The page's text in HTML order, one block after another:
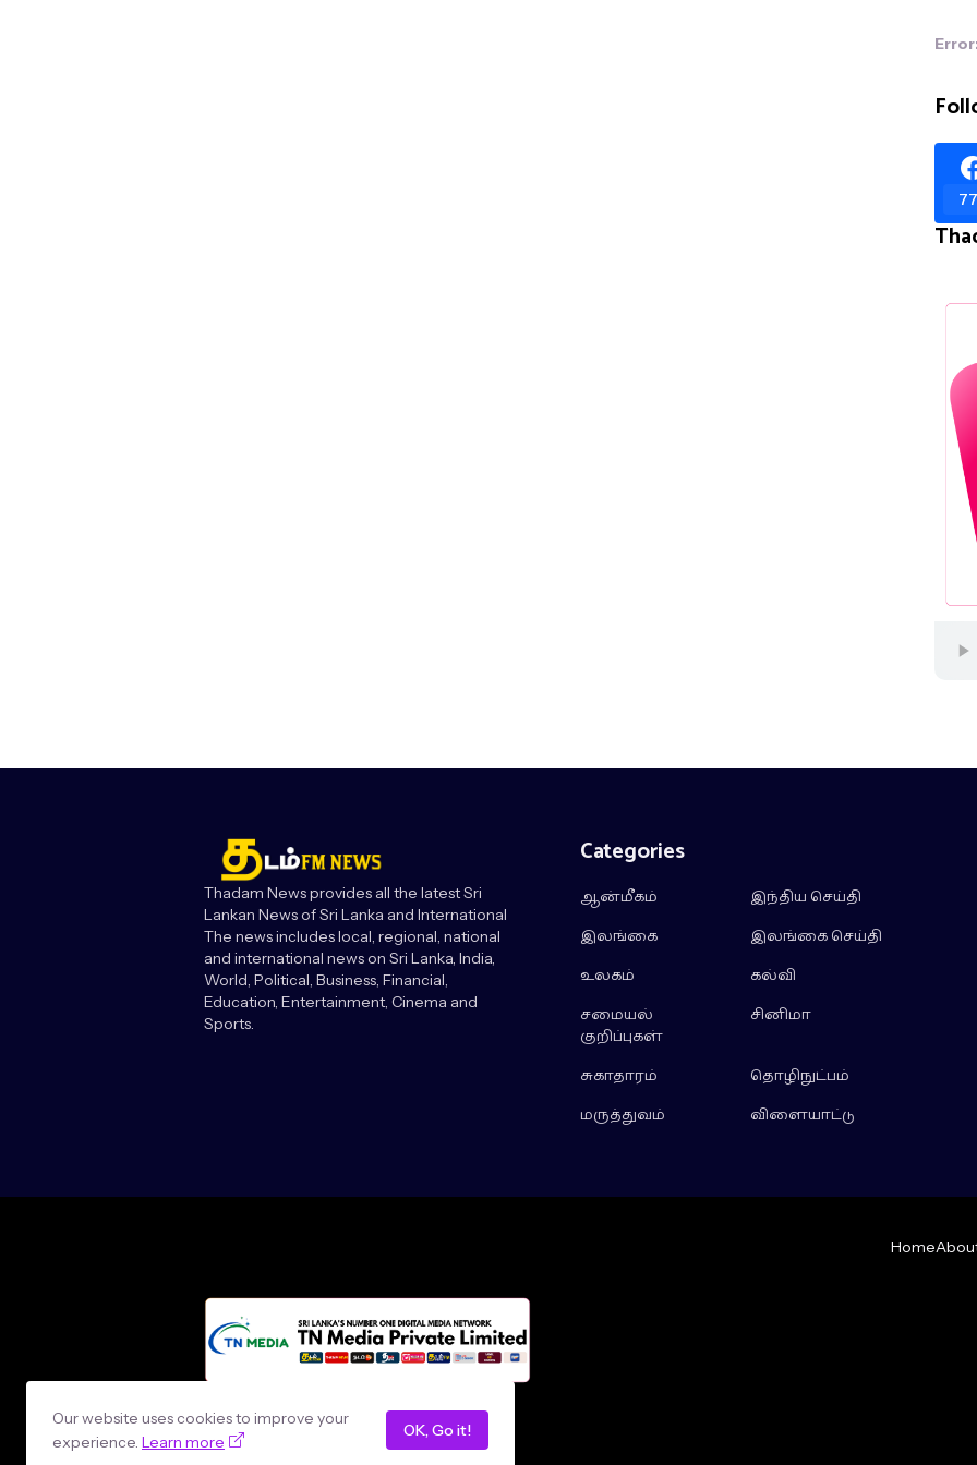
Thadam News provides all the latest Sri
Lankan News of Sri Lanka and International
The news includes local, regional, national
and international news on Sri Lanka, India,
World, Political, Business, Financial,
Education, Entertainment, Cinema and
Sports.
Categories
ஆன்மீகம்
இந்திய செய்தி
இலங்கை
இலங்கை செய்தி
உலகம்
கல்வி
சமையல்
குறிப்புகள்
சினிமா
சுகாதாரம்
தொழிநுட்பம்
மருத்துவம்
விளையாட்டு
Design by - loncey tech
Home
Our website uses cookies to improve your
experience. Learn more
OK, Go it!